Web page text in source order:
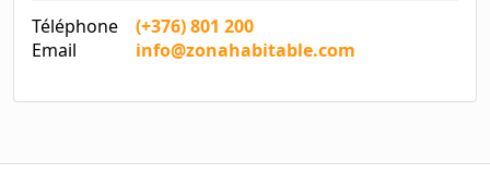
Téléphone
(+376) 801 200
Email
info@zonahabitable.com